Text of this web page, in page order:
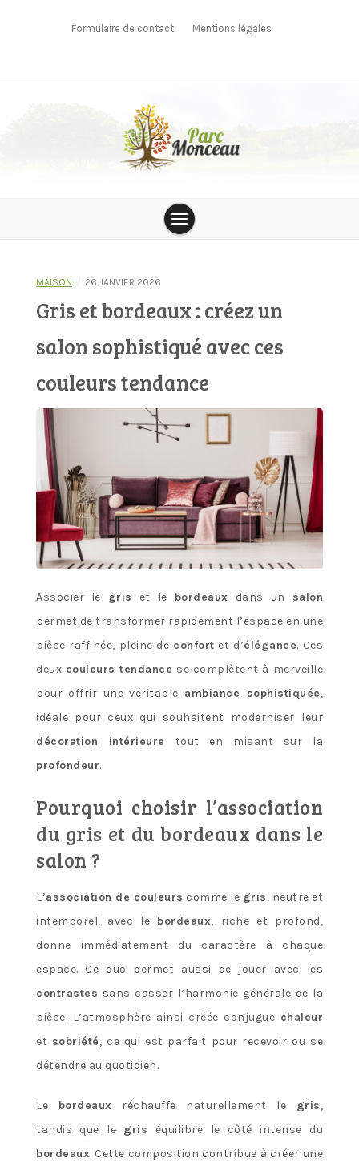
Formulaire de contact Mentions légales
MAISON / 26 JANVIER 2026
Gris et bordeaux : créez un
salon sophistiqué avec ces
couleurs tendance
Associer le gris et le bordeaux dans un salon
permet de transformer rapidement l’espace en une
pièce raffinée, pleine de confort et d’élégance. Ces
deux couleurs tendance se complètent à merveille
pour offrir une véritable ambiance sophistiquée,
idéale pour ceux qui souhaitent moderniser leur
décoration intérieure
tout en misant sur la
profondeur.
Pourquoi choisir l’association
du gris et du bordeaux dans le
salon ?
L’association de couleurs comme le gris, neutre et
intemporel, avec le bordeaux, riche et profond,
donne immédiatement du caractère à chaque
espace. Ce duo permet aussi de jouer avec les
contrastes sans casser l’harmonie générale de la
pièce. L’atmosphère ainsi créée conjugue chaleur
et sobriété, ce qui est parfait pour recevoir ou se
détendre au quotidien.
Le bordeaux réchauffe naturellement le gris,
tandis que le gris équilibre le côté intense du
bordeaux. Cette composition contribue à créer une